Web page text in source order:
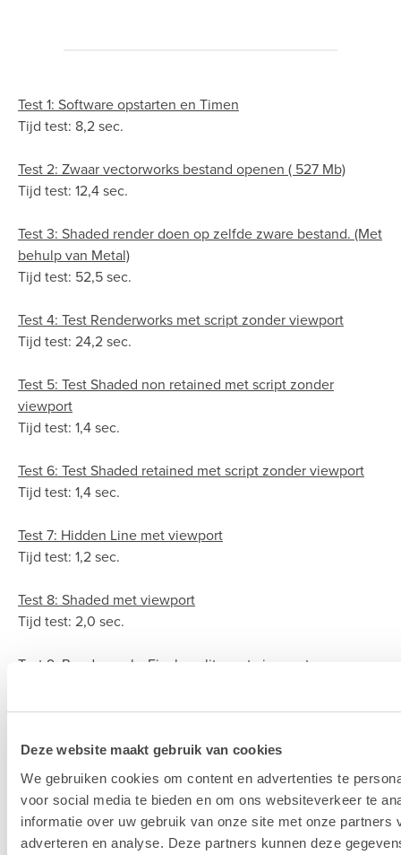
Deze website maakt gebruik van cookies
We gebruiken cookies om content en advertenties te
voor social media te bieden en om ons websiteverkeer te
informatie over uw gebruik van onze site met onze partners
adverteren en analyse. Deze partners kunnen deze
Test 1: Software opstarten en Timen
Tijd test: 8,2 sec.
Test 2: Zwaar vectorworks bestand openen ( 527 Mb)
Tijd test: 12,4 sec.
Test 3: Shaded render doen op zelfde zware bestand. (Met
behulp van Metal)
Tijd test: 52,5 sec.
Test 4: Test Renderworks met script zonder viewport
Tijd test: 24,2 sec.
Test 5: Test Shaded non retained met script zonder
viewport
Tijd test: 1,4 sec.
Test 6: Test Shaded retained met script zonder viewport
Tijd test: 1,4 sec.
Test 7: Hidden Line met viewport
Tijd test: 1,2 sec.
Test 8: Shaded met viewport
Tijd test: 2,0 sec.
Test 9: Renderworks Final quality met viewport
Tijd test: 1 min. 27 sec.
Test 11: 100 Projectramen herrekenen
Tijd test: 29,8 sec.